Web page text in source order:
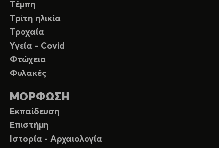
Τέμπη
Τρίτη ηλικία
Τροχαία
Υγεία - Covid
Φτώχεια
Φυλακές
ΜΟΡΦΩΣΗ
Εκπαίδευση
Επιστήμη
Ιστορία - Αρχαιολογία